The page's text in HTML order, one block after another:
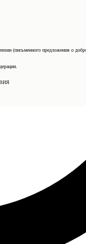
(письменного предложения о